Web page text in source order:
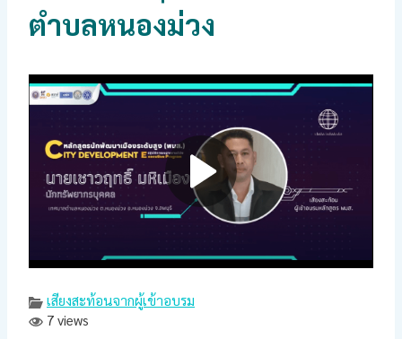
ตำบลหนองม่วง
เสียงสะท้อนจากผู้เข้าอบรม
7 views